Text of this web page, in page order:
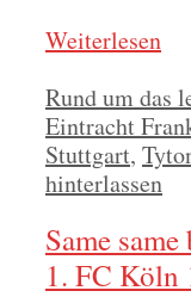
Wei­ter­le­sen
Kategorien
Rund um das
Eintracht
Stuttgart,
hinterlassen
Same
1. FC Köln